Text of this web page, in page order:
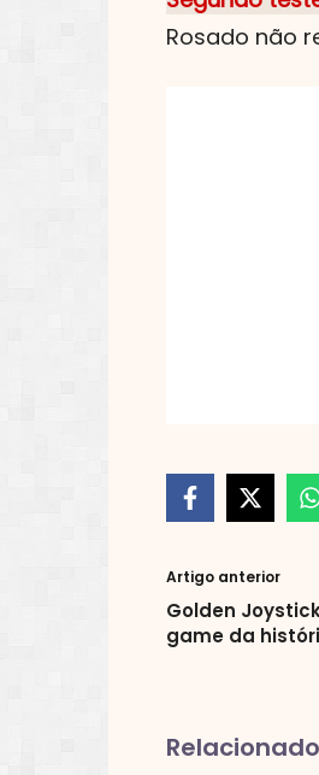
Rosado não
Artigo anterior
Golden
game da